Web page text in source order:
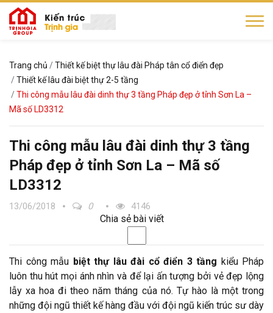
Trang chủ
Thiết kế biệt thự lâu đài Pháp tân cổ điển đẹp
Thiết kế lâu đài biệt thự 2-5 tầng
Thi công mẫu lâu đài dinh thự 3 tầng Pháp đẹp ở tỉnh Sơn La –
Mã số LD3312
Thi công mẫu lâu đài dinh thự 3 tầng
Pháp đẹp ở tỉnh Sơn La – Mã số
LD3312
13/06/2018 0 4146
Chia sẻ bài viết
Thi công mẫu biệt thự lâu đài cổ điển 3 tầng kiểu Pháp
luôn thu hút mọi ánh nhìn và để lại ấn tượng bởi vẻ đẹp lộng
lẫy xa hoa đi theo năm tháng của nó. Tự hào là một trong
những đội ngũ thiết kế hàng đầu với đội ngũ kiến trúc sư dày